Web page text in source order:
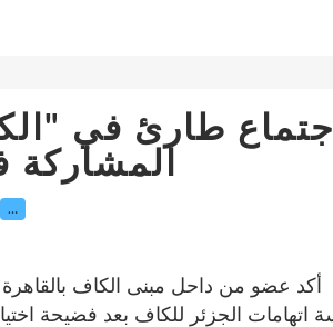
اجتماع طارئ في
المشاركة
…
أكد عضو من داحل مبنى الكاف بالقاهرة